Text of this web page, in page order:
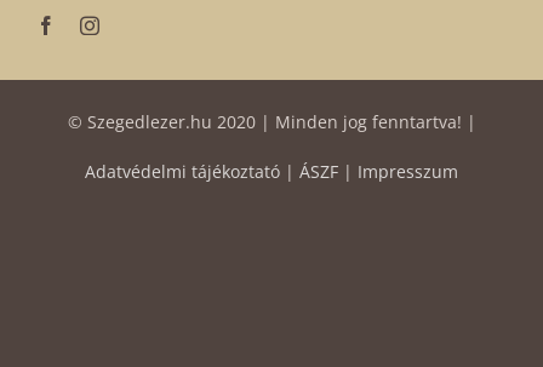
© Szegedlezer.hu 2020 | Minden jog fenntartva! |
Adatvédelmi tájékoztató | ÁSZF | Impresszum